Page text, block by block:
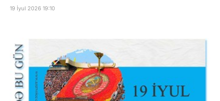
19 İyul 2026 19:10